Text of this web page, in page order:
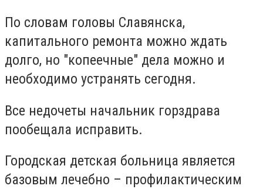
По словам головы Славянска,
капитального ремонта можно ждать
долго, но "копеечные" дела можно и
необходимо устранять сегодня.
Все недочеты начальник горздрава
пообещала исправить.
Городская детская больница является
базовым лечебно – профилактическим